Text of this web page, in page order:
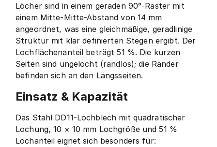
Löcher sind in einem geraden 90°-Raster mit
einem Mitte-Mitte-Abstand von 14 mm
angeordnet, was eine gleichmäßige, geradlinige
Struktur mit klar definierten Stegen ergibt. Der
Lochflächenanteil beträgt 51 %. Die kurzen
Seiten sind ungelocht (randlos); die Ränder
befinden sich an den Längsseiten.
Einsatz & Kapazität
Das Stahl DD11-Lochblech mit quadratischer
Lochung, 10 × 10 mm Lochgröße und 51 %
Lochanteil eignet sich besonders für: